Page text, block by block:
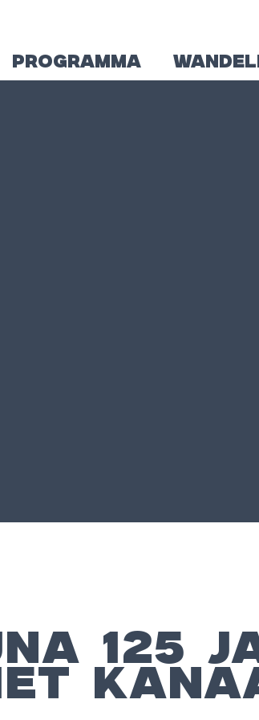
PROGRAMMA
125